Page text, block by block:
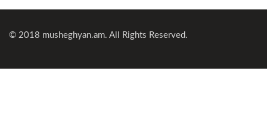
© 2018 musheghyan.am. All Rights Reserved.